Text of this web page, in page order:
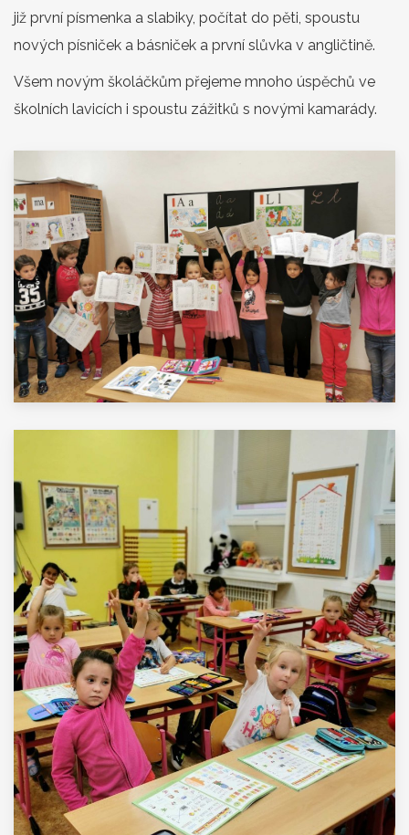
již první písmenka a slabiky, počítat do pěti, spoustu
nových písniček a básniček a první slůvka v angličtině.
Všem novým školáčkům přejeme mnoho úspěchů ve
školních lavicích i spoustu zážitků s novými kamarády.